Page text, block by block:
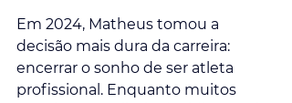
Em 2024, Matheus tomou a
decisão mais dura da carreira:
encerrar o sonho de ser atleta
profissional. Enquanto muitos